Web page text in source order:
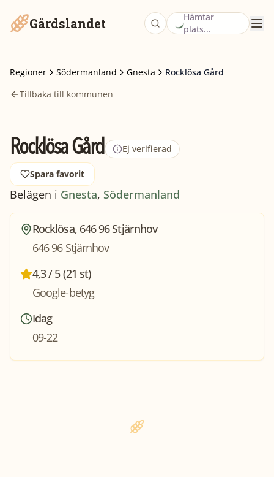
Gårdslandet
Hämtar
plats...
Regioner Södermanland Gnesta
Rocklösa Gård
Tillbaka till kommunen
Rocklösa Gård Ej verifierad
Spara favorit
Belägen i Gnesta, Södermanland
Rocklösa, 646 96 Stjärnhov
646 96 Stjärnhov
4,3 / 5 (21 st)
Google-betyg
Idag
09-22